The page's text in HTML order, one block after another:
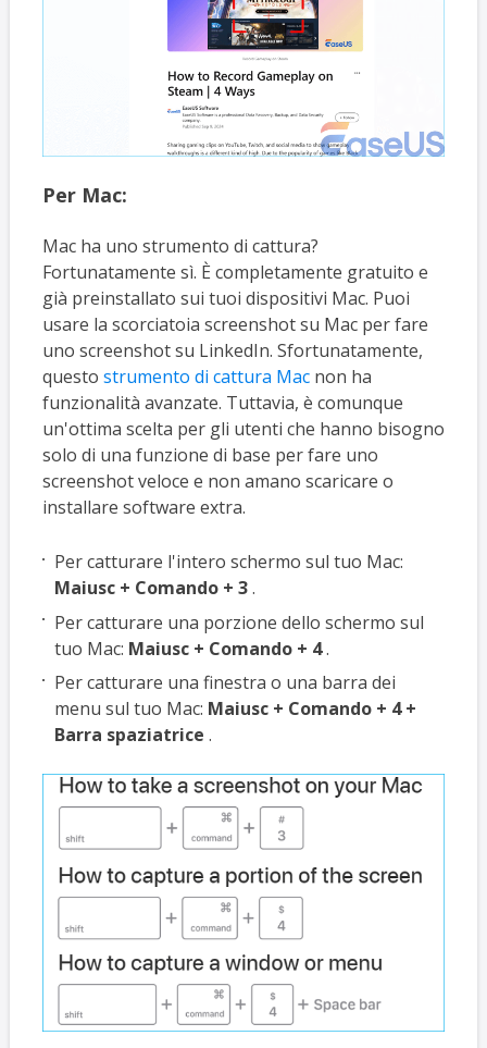
Per Mac:
Mac ha uno strumento di cattura?
Fortunatamente sì. È completamente gratuito e
già preinstallato sui tuoi dispositivi Mac. Puoi
usare la scorciatoia screenshot su Mac per fare
uno screenshot su LinkedIn. Sfortunatamente,
questo strumento di cattura Macnon ha
funzionalità avanzate. Tuttavia, è comunque
un'ottima scelta per gli utenti che hanno bisogno
solo di una funzione di base per fare uno
screenshot veloce e non amano scaricare o
installare software extra.
Per catturare l'intero schermo sul tuo Mac:
Maiusc + Comando + 3.
Per catturare una porzione dello schermo sul
tuo Mac: Maiusc + Comando + 4.
Per catturare una finestra o una barra dei
menu sul tuo Mac: Maiusc + Comando + 4 +
Barra spaziatrice .